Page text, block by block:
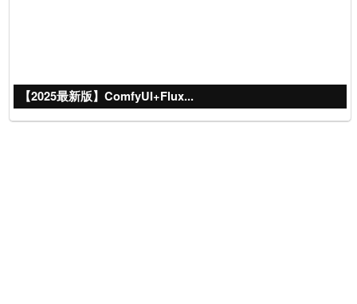
【2025最新版】ComfyUI+Flux...